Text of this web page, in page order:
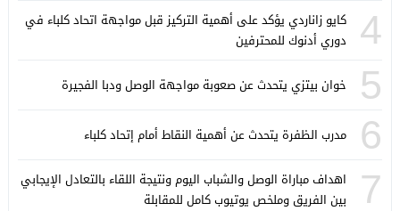
4
كايو زاناردي يؤكد على أهمية التركيز قبل مواجهة اتحاد كلباء في
دوري أدنوك للمحترفين
5 خوان بيتزي يتحدث عن صعوبة مواجهة الوصل ودبا الفجيرة
6 مدرب الظفرة يتحدث عن أهمية النقاط أمام إتحاد كلباء
7
اهداف مباراة الوصل والشباب اليوم ونتيجة اللقاء بالتعادل الإيجابي
بين الفريق وملخص يوتيوب كامل للمقابلة